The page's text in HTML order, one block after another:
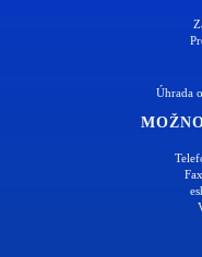
Úhrada